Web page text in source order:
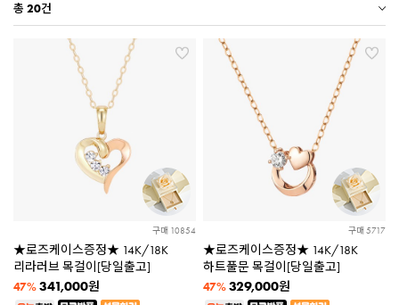
총 20건
구매 10854
★로즈케이스증정★ 14K/18K
리라러브 목걸이[당일출고]
47% 341,000원
구매 5717
★로즈케이스증정★ 14K/18K
하트풀문 목걸이[당일출고]
47% 329,000원